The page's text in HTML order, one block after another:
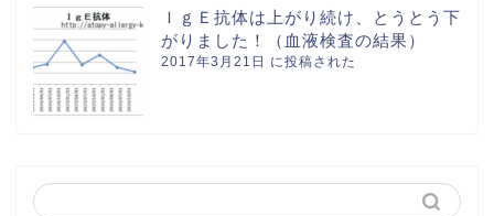
ＩｇＥ抗体は上がり続け、とうとう下
がりました！（血液検査の結果）
2017年3月21日 に投稿された